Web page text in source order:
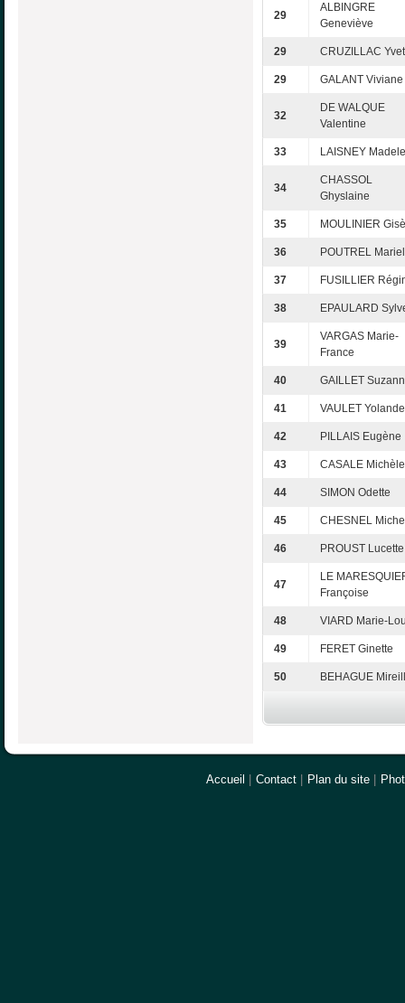
29
ALBINGRE
Geneviève
29 CRUZILLAC
29 GALANT Viviane
32
DE WALQUE
Valentine
33 LAISNEY
34
CHASSOL
Ghyslaine
35 MOULINIER
36 POUTREL
37 FUSILLIER
38 EPAULARD
39
VARGAS Marie-
France
40 GAILLET
41 VAULET Yolande
42 PILLAIS Eugène
43 CASALE Michèle
44 SIMON Odette
45 CHESNEL
46 PROUST Lucette
47
LE
Françoise
48 VIARD Marie-
49 FERET Ginette
50 BEHAGUE
Accueil Contact Plan du site